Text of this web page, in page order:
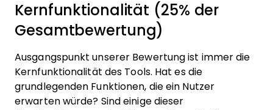
Kernfunktionalität (25% der
Gesamtbewertung)
Ausgangspunkt unserer Bewertung ist immer die
Kernfunktionalität des Tools. Hat es die
grundlegenden Funktionen, die ein Nutzer
erwarten würde? Sind einige dieser